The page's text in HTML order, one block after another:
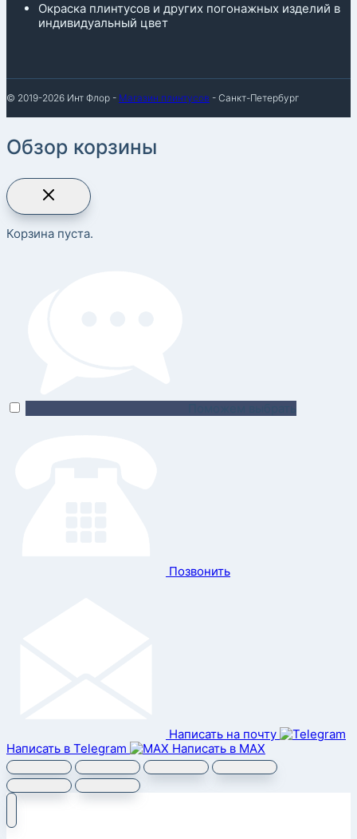
Окраска плинтусов и других погонажных изделий в
индивидуальный цвет
© 2019-2026 Инт Флор - Магазин плинтусов - Санкт-Петербург
Обзор корзины
Корзина пуста.
Позвонить
Написать на почту
Написать в Telegram
Написать в MAX